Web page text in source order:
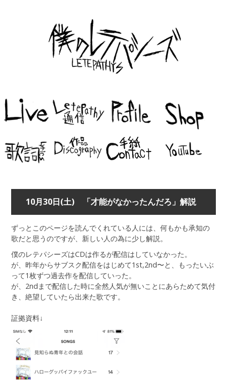
10月30日(土) 「才能がなかったんだろ」解説
ずっとこのページを読んでくれている人には、何もかも承知の
歌だと思うのですが、新しい人の為に少し解説。
僕のレテパシーズはCDは作るが配信はしていなかった。
が、昨年からサブスク配信をはじめて1st,2nd〜と、もったいぶ
って1枚ずつ過去作を配信していった。
が、2ndまで配信した時に全然人気が無いことにあらためて気付
き、絶望していたら出来た歌です。
証拠資料↓